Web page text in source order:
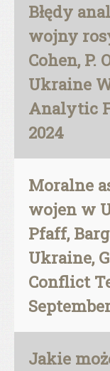
Błędy
wojny
Cohen, P.
Ukraine
Analytic
2024
Moralne
wojen w
Pfaff,
Ukraine,
Conflict
Jakie